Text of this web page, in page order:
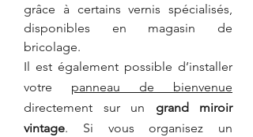
grâce à certains vernis spécialisés,
disponibles en magasin de
bricolage.
Il est également possible d’installer
votre panneau de bienvenue
directement sur un grand miroir
vintage. Si vous organisez un